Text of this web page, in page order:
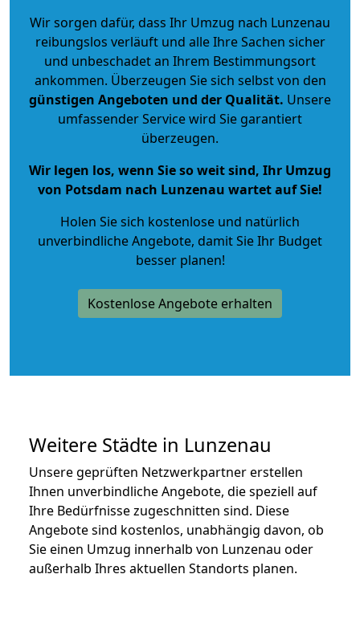
Wir sorgen dafür, dass Ihr Umzug nach Lunzenau
reibungslos verläuft und alle Ihre Sachen sicher
und unbeschadet an Ihrem Bestimmungsort
ankommen. Überzeugen Sie sich selbst von den
günstigen Angeboten und der Qualität. Unsere
umfassender Service wird Sie garantiert
überzeugen.
Wir legen los, wenn Sie so weit sind, Ihr Umzug
von Potsdam nach Lunzenau wartet auf Sie!
Holen Sie sich kostenlose und natürlich
unverbindliche Angebote, damit Sie Ihr Budget
besser planen!
Kostenlose Angebote erhalten
Weitere Städte in Lunzenau
Unsere geprüften Netzwerkpartner erstellen
Ihnen unverbindliche Angebote, die speziell auf
Ihre Bedürfnisse zugeschnitten sind. Diese
Angebote sind kostenlos, unabhängig davon, ob
Sie einen Umzug innerhalb von Lunzenau oder
außerhalb Ihres aktuellen Standorts planen.